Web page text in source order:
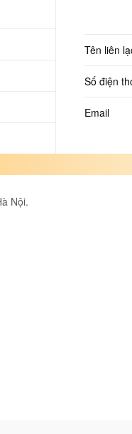
Tên liên
Số điện
Email
Nội.